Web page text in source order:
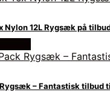
Nylon 12L Rygsæk på
– Fantastisk tilbud